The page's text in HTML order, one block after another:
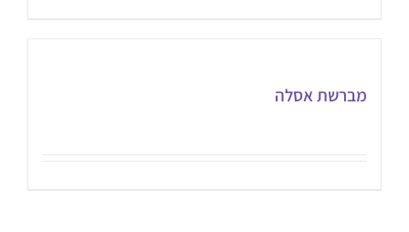
מברשת אסלה